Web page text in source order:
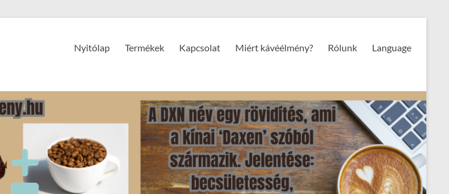
Nyitólap Termékek Kapcsolat Miért kávéélmény? Rólunk Language